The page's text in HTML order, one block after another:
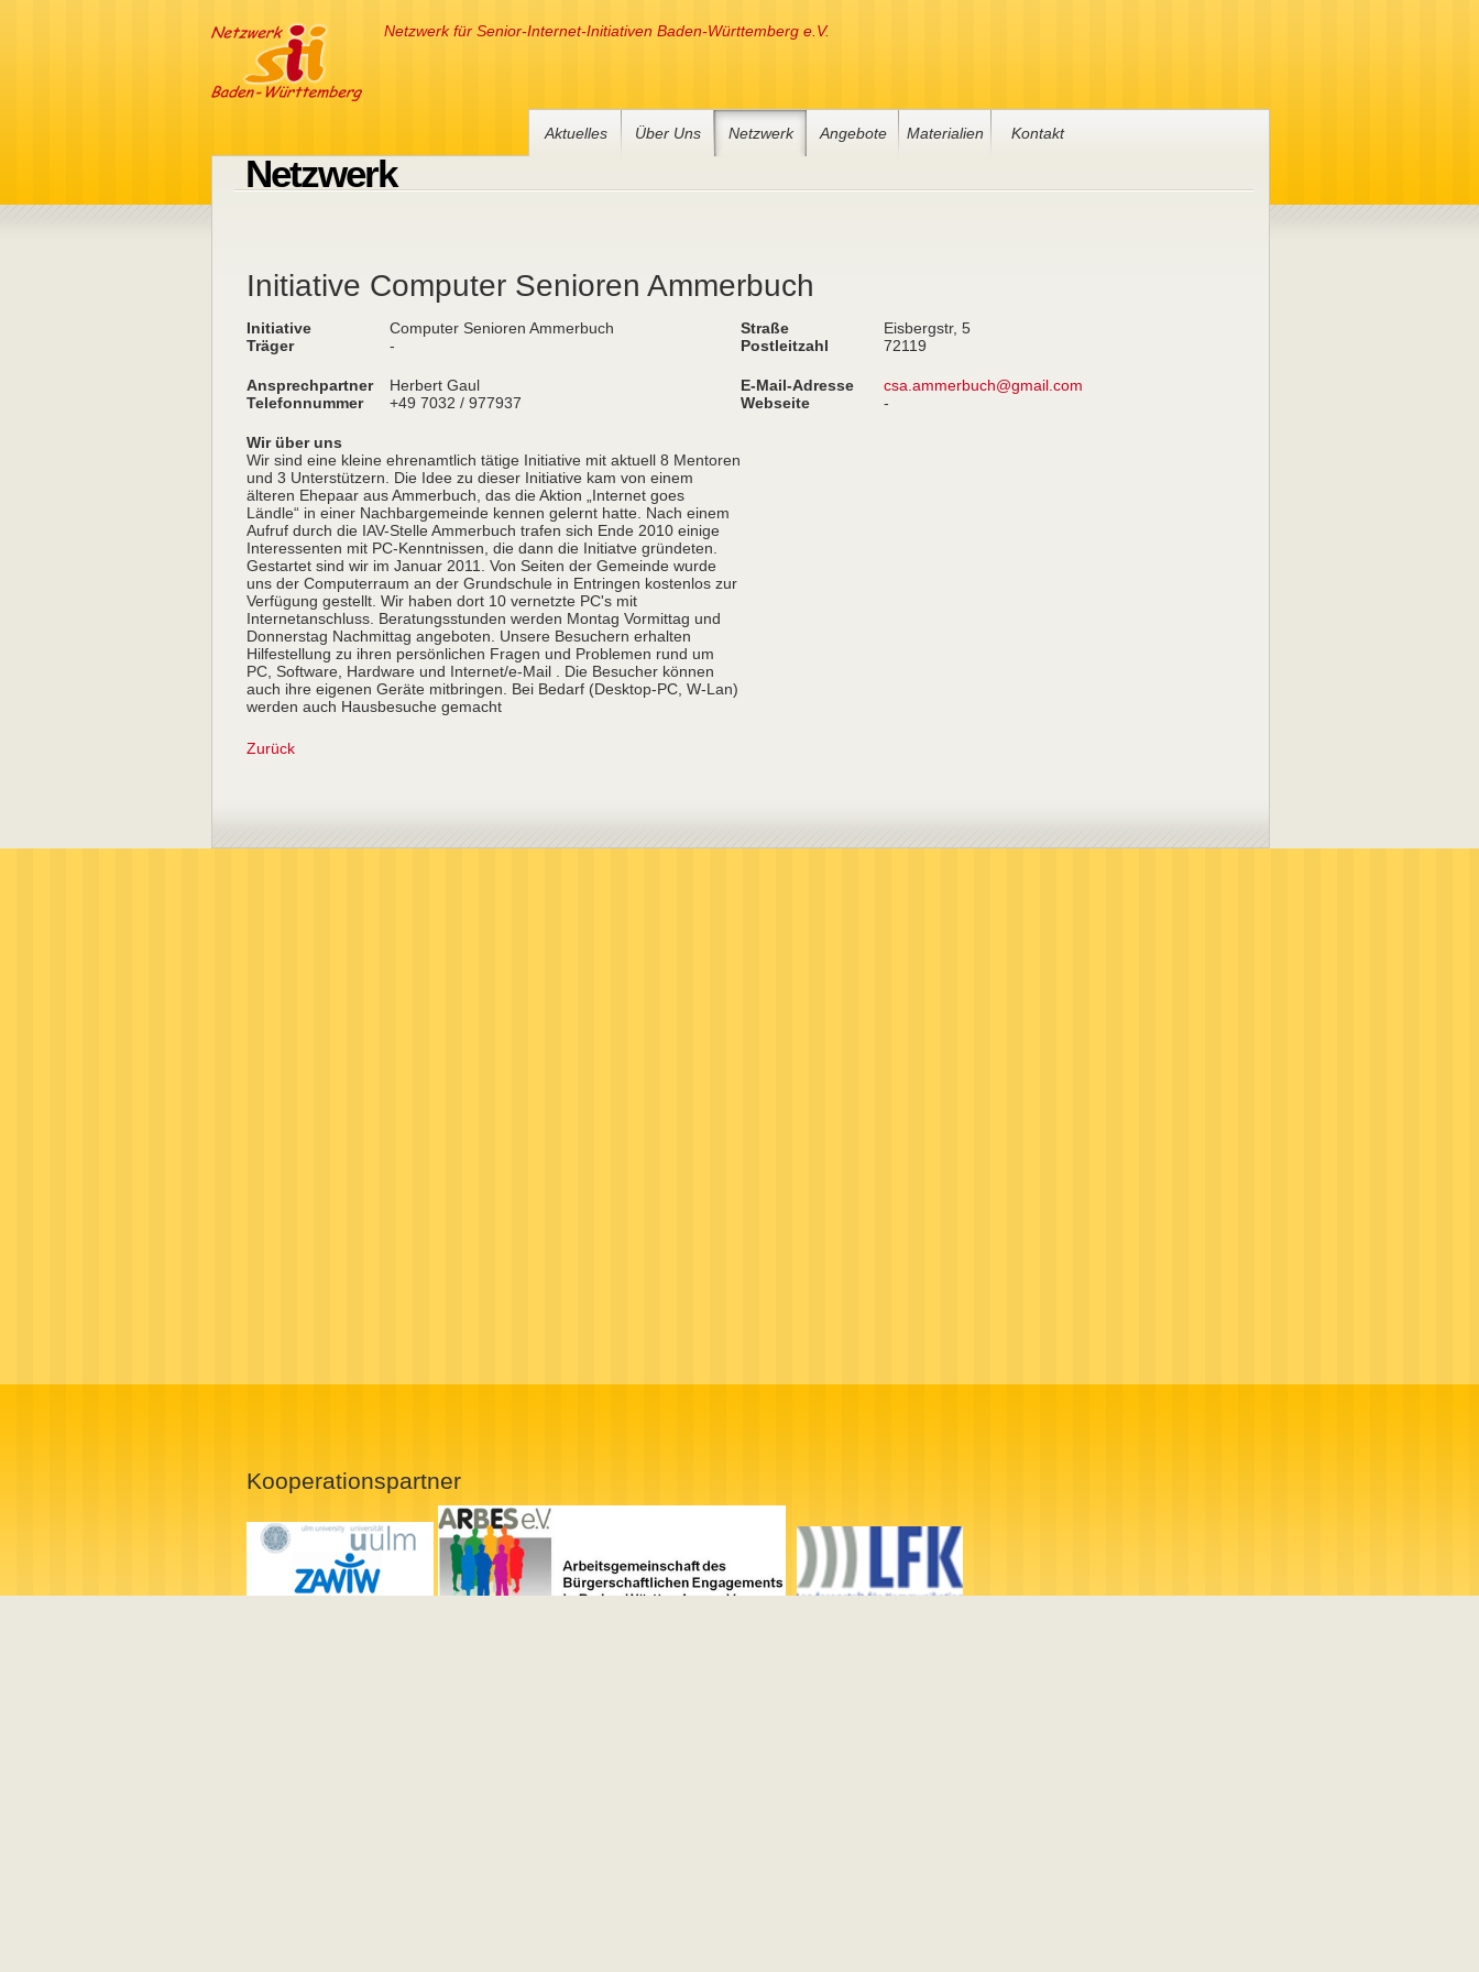
Netzwerk für Senior-Internet-Initiativen Baden-Württemberg e.V.
Aktuelles Über Uns Netzwerk Angebote Materialien Kontakt
Netzwerk
Initiative Computer Senioren Ammerbuch
Initiative
Computer Senioren Ammerbuch
Träger
-
Straße
Eisbergstr, 5
Postleitzahl
72119
Ansprechpartner
Herbert Gaul
Telefonnummer
+49 7032 / 977937
E-Mail-Adresse
csa.ammerbuch@gmail.com
Webseite
-
Wir über uns
Wir sind eine kleine ehrenamtlich tätige Initiative mit aktuell 8 Mentoren
und 3 Unterstützern. Die Idee zu dieser Initiative kam von einem
älteren Ehepaar aus Ammerbuch, das die Aktion „Internet goes
Ländle“ in einer Nachbargemeinde kennen gelernt hatte. Nach einem
Aufruf durch die IAV-Stelle Ammerbuch trafen sich Ende 2010 einige
Interessenten mit PC-Kenntnissen, die dann die Initiatve gründeten.
Gestartet sind wir im Januar 2011. Von Seiten der Gemeinde wurde
uns der Computerraum an der Grundschule in Entringen kostenlos zur
Verfügung gestellt. Wir haben dort 10 vernetzte PC's mit
Internetanschluss. Beratungsstunden werden Montag Vormittag und
Donnerstag Nachmittag angeboten. Unsere Besuchern erhalten
Hilfestellung zu ihren persönlichen Fragen und Problemen rund um
PC, Software, Hardware und Internet/e-Mail . Die Besucher können
auch ihre eigenen Geräte mitbringen. Bei Bedarf (Desktop-PC, W-Lan)
werden auch Hausbesuche gemacht
Zurück
Kooperationspartner